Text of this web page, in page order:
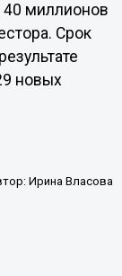
40 миллионов
Срок
новых
Ирина Власова